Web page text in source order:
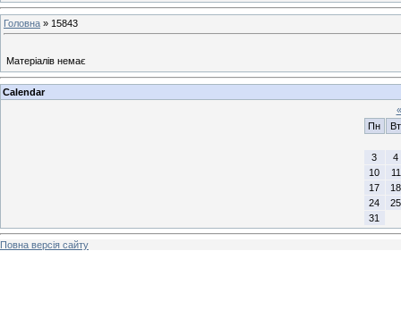
Головна » 15843
Матеріалів немає
Calendar
«
Пн
Вт
3
4
10
11
17
18
24
25
31
Повна версія сайту